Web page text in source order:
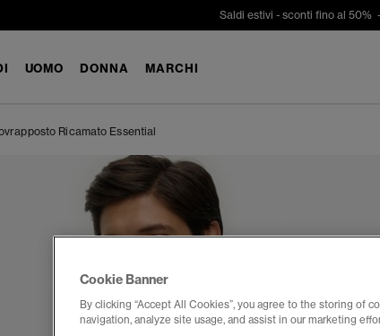
Saldi estivi - sconti fino al 50% -
UOMO DONNA MARCHI
Ricamato Essential
Cookie Banner
By clicking “Accept All Cookies”, you agree to the storing of
navigation, analyze site usage, and assist in our marketing